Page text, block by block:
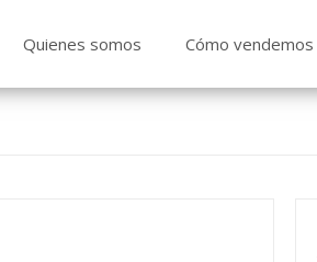
Quienes somos Cómo vendemos